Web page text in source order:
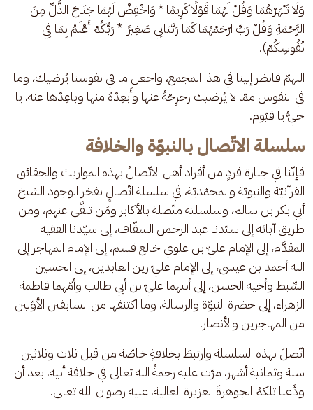
وَلَا تَنْهَرْهُمَا وَقُلْ لَهُمَا قَوْلًا كَرِيمًا * وَاخْفِضْ لَهُمَا جَنَاحَ الذُّلِّ مِنَ
الرَّحْمَةِ وَقُلْ رَبِّ ارْحَمْهُمَا كَمَا رَبَّيَانِي صَغِيرًا * رَبُّكُمْ أَعْلَمُ بِمَا فِي
نُفُوسِكُمْ).
اللهمّ فانظر إلينا في هذا المجمع، واجعل ما في نفوسنا يُرضيك، وما
في النفوس ممّا لا يُرضيك زحزِحْهُ عنها وأَبعِدْهُ منها وباعِدْها عنه، يا
حيُّ يا قيّوم.
سلسلة الاتّصال بالنبوّة والخلافة
فإنّنا في جنازة فردٍ من أفراد أهل الاتّصالُ بهذه المواريث والحقائق
القرآنيّة والنبويّة والمحمّديّة، في سلسلة اتّصالٍ بفخر الوجود الشيخ
أبي بكر بن سالم، وسلسلته متّصلة بالأكابر ومَن تلقَّى عنهم، ومن
طريق آبائه إلى سيّدنا عبد الرحمن السقّاف، إلى سيّدنا الفقيه
المقدَّم، إلى الإمام عليّ بن علوي خالع قسم، إلى الإمام المهاجر إلى
الله أحمد بن عيسى، إلى الإمام عليّ زين العابدين، إلى الحسين
السِّبط وأخيه الحسن، إلى أبيهما عليّ بن أبي طالب وأمّهما فاطمة
الزهراء، إلى حضرة النبوّة والرسالة، وما اكتنفها من السابقين الأوّلين
من المهاجرين والأنصار.
اتّصلَ بهذه السلسلة وارتبطَ بخلافةٍ خاصّة من قبل ثلاث وثلاثين
سنة وثمانية أشهر، مرّت عليه رحمةُ الله تعالى في خلافة أبيه، بعد أن
ودَّعنا تلكمُ الجوهرةَ العزيزة الغالية، عليه رضوان الله تعالى.